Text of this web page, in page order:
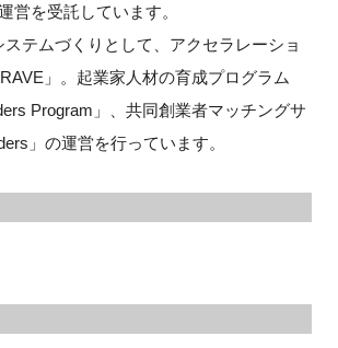
営を受託しています。
テムづくりとして、アクセラレーショ
」。起業家人材の育成プログラム
Program」、共同創業者マッチングサ
」の運営を行っています。